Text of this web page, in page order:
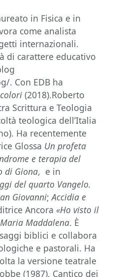
in Fisica e in
come analista
internazionali.
di carattere educativo
. Con EDB ha
(2018).Roberto
Scrittura e Teologia
teologica dell’Italia
Ha recentemente
Glossa Un profeta
e terapia del
di Giona, e in
del quarto Vangelo.
Giovanni;Accidia e
Ancora «Ho visto il
Maddalena. È
biblici e collabora
e pastorali. Ha
la versione teatrale
(1987), Cantico dei